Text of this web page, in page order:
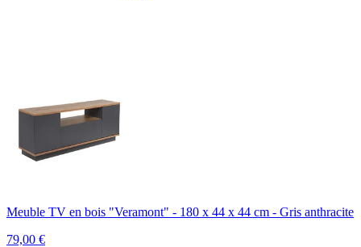
Meuble TV en bois "Veramont" - 180 x 44 x 44 cm - Gris anthracite
79,00 €